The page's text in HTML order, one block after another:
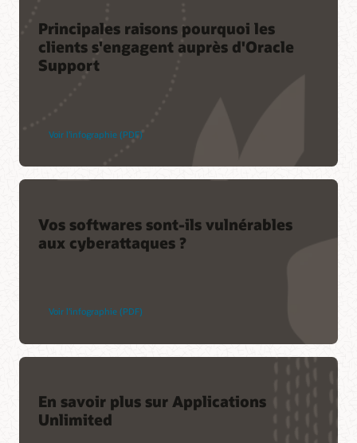
Principales raisons pourquoi les
clients s'engagent auprès d'Oracle
Support
Voir l’infographie (PDF)
Vos softwares sont-ils vulnérables
aux cyberattaques ?
Voir l’infographie (PDF)
En savoir plus sur Applications
Unlimited